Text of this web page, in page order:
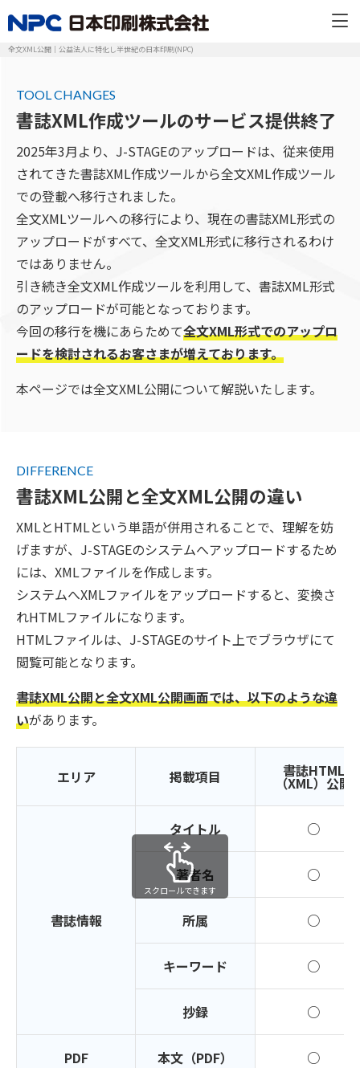
全文XML公開｜公益法人に特化し半世紀の日本印刷(NPC)
TOOL CHANGES
書誌XML作成ツールのサービス提供終了
2025年3月より、J-STAGEのアップロードは、従来使用
されてきた書誌XML作成ツールから全文XML作成ツール
での登載へ移行されました。
全文XMLツールへの移行により、現在の書誌XML形式の
アップロードがすべて、全文XML形式に移行されるわけ
ではありません。
引き続き全文XML作成ツールを利用して、書誌XML形式
のアップロードが可能となっております。
今回の移行を機にあらためて全文XML形式でのアップロ
ードを検討されるお客さまが増えております。
本ページでは全文XML公開について解説いたします。
DIFFERENCE
書誌XML公開と全文XML公開の違い
XMLとHTMLという単語が併用されることで、理解を妨
げますが、J-STAGEのシステムへアップロードするため
には、XMLファイルを作成します。
システムへXMLファイルをアップロードすると、変換さ
れHTMLファイルになります。
HTMLファイルは、J-STAGEのサイト上でブラウザにて
閲覧可能となります。
書誌XML公開と全文XML公開画面では、以下のような違
いがあります。
エリア 掲載項目 書誌HTML
（XML）公開
書誌情報
タイトル ○
著者名 ○
所属 ○
キーワード ○
抄録 ○
PDF 本文（PDF） ○
スクロールできます